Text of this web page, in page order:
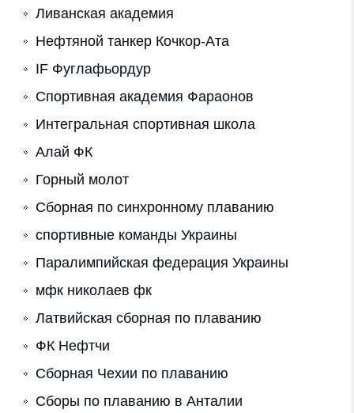
Ливанская академия
Нефтяной танкер Кочкор-Ата
IF Фуглафьордур
Спортивная академия Фараонов
Интегральная спортивная школа
Алай ФК
Горный молот
Сборная по синхронному плаванию
спортивные команды Украины
Паралимпийская федерация Украины
мфк николаев фк
Латвийская сборная по плаванию
ФК Нефтчи
Cборная Чехии по плаванию
Сборы по плаванию в Анталии